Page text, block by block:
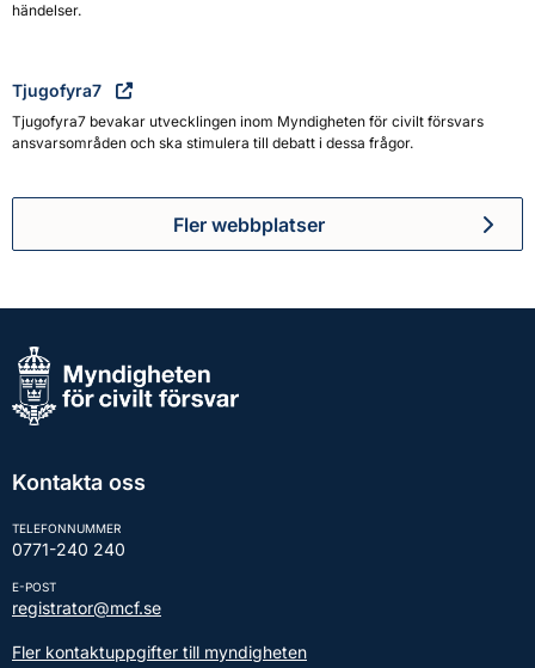
händelser.
Tjugofyra7
Tjugofyra7 bevakar utvecklingen inom Myndigheten för civilt försvars
ansvarsområden och ska stimulera till debatt i dessa frågor.
Fler webbplatser
Kontakta oss
TELEFONNUMMER
0771-240 240
E-POST
registrator@mcf.se
Fler kontaktuppgifter till myndigheten